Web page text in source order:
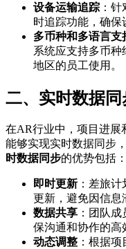
设备运输追踪 ：
时追踪功能，确保
多币种和多语言支
系统应支持多币种
地区的员工使用。
二、实时数据同
在AR行业中，项目进展
能够实现实时数据同步
时数据同步的优势包括：
即时更新 ：差旅
更新，避免因信息
数据共享 ：团队
保沟通和协作的高
动态调整 ：根据